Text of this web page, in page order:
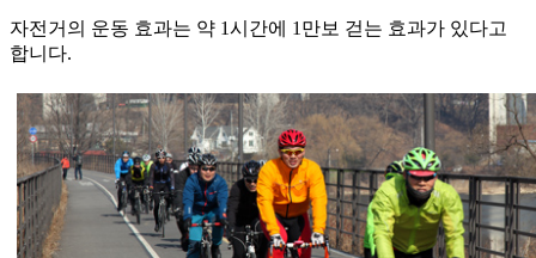
자전거의 운동 효과는 약 1시간에 1만보 걷는 효과가 있다고
합니다.